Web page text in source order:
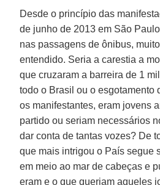
Desde o princípio das
de junho de 2013 em São
nas passagens de ônibus,
entendido. Seria a carestia a
que cruzaram a barreira de 1
todo o Brasil ou o esgotamento
os manifestantes, eram jovens
partido ou seriam necessários
dar conta de tantas vozes? De
que mais intrigou o País segue
em meio ao mar de cabeças e
eram e o que queriam aqueles